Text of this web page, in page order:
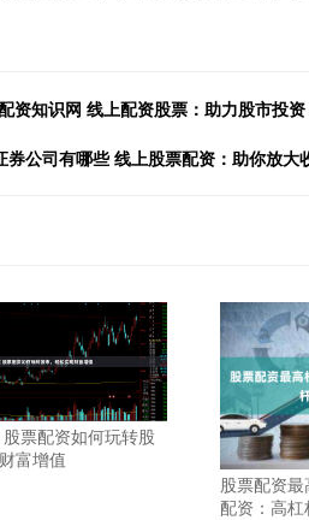
资知识网 线上配资股票：助力股市投
券公司有哪些 线上股票配资：助你放大
票配资如何玩转股
富增值
股票配资
配资：高